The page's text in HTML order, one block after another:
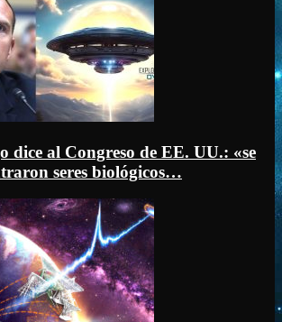
dice al Congreso de EE. UU.: «se
seres biológicos…